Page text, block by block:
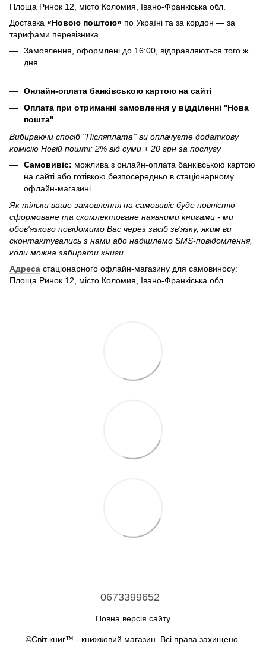
Площа Ринок 12, місто Коломия, Івано-Франкіська обл.
Доставка «Новою поштою» по Україні та за кордон — за
тарифами перевізника.
Замовлення, оформлені до 16:00, відправляються того ж
дня.
Онлайн-оплата банківською картою на сайті
Оплата при отриманні замовлення у відділенні ''Нова
пошта''
Вибираючи спосіб ''Післяплата'' ви оплачуєте додаткову
комісію Новій пошті: 2% від суми + 20 грн за послугу
Самовивіс: можлива з онлайн-оплата банківською картою
на сайті або готівкою безпосередньо в стаціонарному
офлайн-магазині.
Як тільки ваше замовлення на самовивіс буде повністю
сформоване та скомлектоване наявними книгами - ми
обов'язково повідомимо Вас через засіб зв'язку, яким ви
сконтактувались з нами або надішлемо SMS-повідомлення,
коли можна забирати книги.
Адреса стаціонарного офлайн-магазину для самовиносу:
Площа Ринок 12, місто Коломия, Івано-Франкіська обл.
0673399652
Повна версія сайту
©Світ книг™ - книжковий магазин. Всі права захищено.